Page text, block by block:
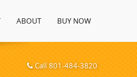
ABOUT BUY NOW
Call 801-484-3820